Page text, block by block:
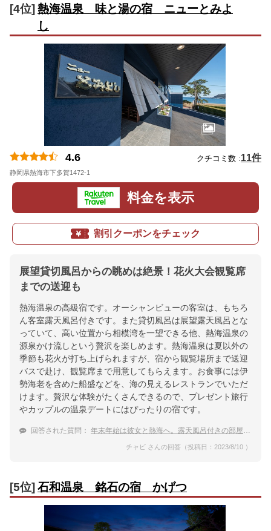
[4位] 熱海温泉 味と湯の宿 ニューとみよ
し
4.6 クチコミ数 :11件
静岡県熱海市下多賀1472-1
料金を表示
割引クーポンをチェック
展望貸切風呂からの眺めは絶景！花火大会観覧席
までの送迎も
熱海温泉の高級宿です。オーシャンビューの客室は、もちろ
ん客室露天風呂付きです。また貸切風呂は展望露天風呂とな
っていて、高い位置から相模湾を一望できる他、熱海温泉の
源泉かけ流しという贅沢を楽しめます。熱海温泉は夏以外の
季節も花火が打ち上げられますが、宿から観覧場所まで送迎
バスで赴け、観覧席まで用意してもらえます。お食事には伊
勢海老を含めた船盛などを、海の見えるレストランでいただ
けます。贅沢な体験がたくさんできるので、プレゼント旅行
やカップルの温泉デートにはぴったりの宿です。
回答された質問： 年末年始は彼女と熱海へ。露天風呂付きの部屋がある温泉宿は？
チャビ さんの回答（投稿日：2023/8/10 ）
[5位]石和温泉 銘石の宿 かげつ